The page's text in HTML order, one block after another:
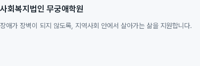
사회복지법인 무궁애학원
장애가 장벽이 되지 않도록, 지역사회 안에서 살아가는 삶을 지원합니다.